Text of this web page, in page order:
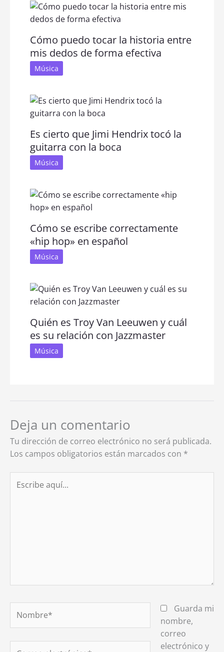
Cómo puedo tocar la historia entre
mis dedos de forma efectiva
Música
Es cierto que Jimi Hendrix tocó la
guitarra con la boca
Música
Cómo se escribe correctamente
«hip hop» en español
Música
Quién es Troy Van Leeuwen y cuál
es su relación con Jazzmaster
Música
Deja un comentario
Tu dirección de correo electrónico no será publicada.
Los campos obligatorios están marcados con *
aquí...
Guarda mi
nombre,
correo
electrónico y